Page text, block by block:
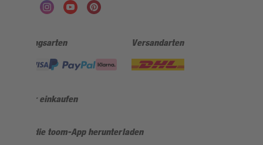
Zahlungsarten Versandarten
Sicher einkaufen
Jetzt die toom-App herunterladen